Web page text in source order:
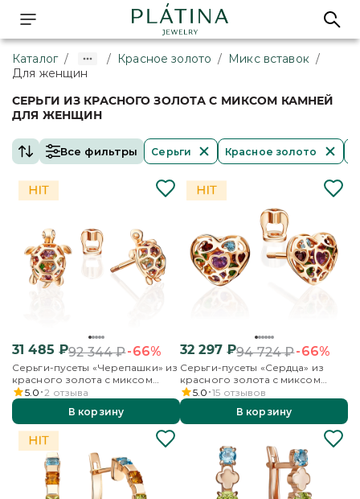
Каталог / / Красное золото / Микс вставок /
Для женщин
СЕРЬГИ ИЗ КРАСНОГО ЗОЛОТА С МИКСОМ КАМНЕЙ
ДЛЯ ЖЕНЩИН
Все фильтры Серьги Красное золото
31 485 ₽92 344₽-66%
Серьги-пусеты «Черепашки» из
красного золота с миксом
камней
5.0 2 отзыва
В корзину
32 297₽94 724₽-66%
Серьги-пусеты «Сердца» из
красного золота с миксом
камней
5.0 15 отзывов
В корзину